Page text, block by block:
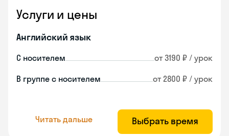
Услуги и цены
Английский язык
С носителем от 3190 ₽ / урок
В группе с носителем от 2800 ₽ / урок
Читать дальше Выбрать время